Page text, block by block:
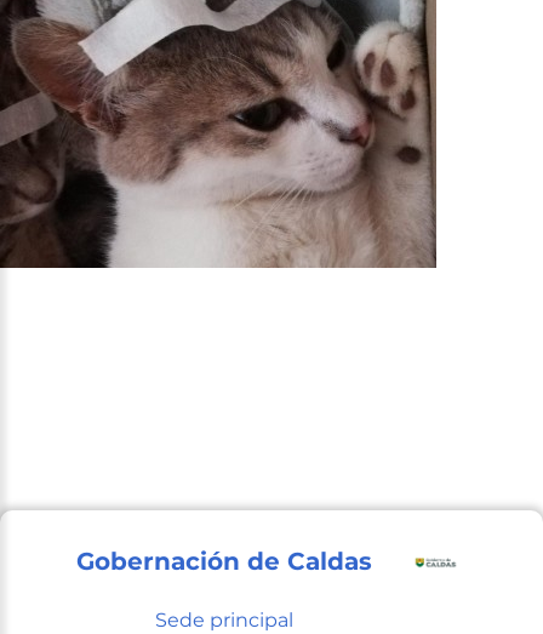
Gobernación de Caldas
Sede principal